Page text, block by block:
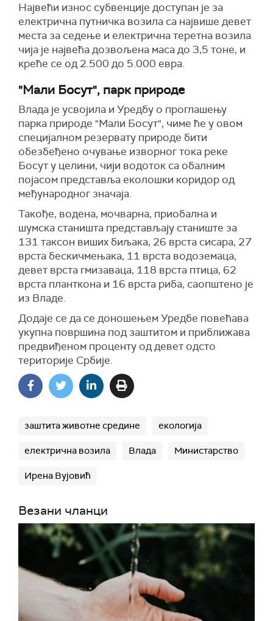
Највећи износ субвенције доступан је за
електрична путничка возила са највише девет
места за седење и електрична теретна возила
чија је највећа дозвољена маса до 3,5 тоне, и
креће се од 2.500 до 5.000 евра.
"Мали Босут", парк природе
Влада је усвојила и Уредбу о проглашењу
парка природе "Мали Босут", чиме ће у овом
специјалном резервату природе бити
обезбеђено очување изворног тока реке
Босут у целини, чији водоток са обалним
појасом представља еколошки коридор од
међународног значаја.
Такође, водена, мочварна, приобална и
шумска станишта представљају станиште за
131 таксон виших биљака, 26 врста сисара, 27
врста бескичмењака, 11 врста водоземаца,
девет врста гмизаваца, 118 врста птица, 62
врста планткона и 16 врста риба, саопштено је
из Владе.
Додаје се да се доношењем Уредбе повећава
укупна површина под заштитом и приближава
предвиђеном проценту од девет одсто
територије Србије.
заштита животне средине екологија
електрична возила Влада Министарство
Ирена Вујовић
Везани чланци